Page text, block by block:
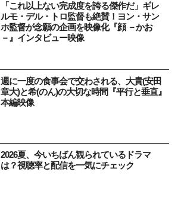
「これ以上ない完成度を誇る傑作だ」ギレ
ルモ・デル・トロ監督も絶賛！ヨン・サン
ホ監督が念願の企画を映像化『顔 －かお
－』インタビュー映像
週に一度の食事会で交わされる、大貴(安田
章大)と希(のん)の大切な時間『平行と垂直』
本編映像
2026夏、今いちばん観られているドラマ
は？視聴率と配信を一気にチェック